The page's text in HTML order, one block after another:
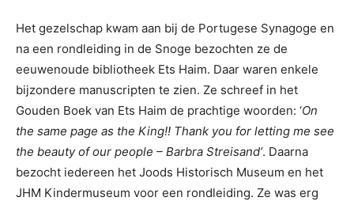
Het gezelschap kwam aan bij de Portugese Synagoge en
na een rondleiding in de Snoge bezochten ze de
eeuwenoude bibliotheek Ets Haim. Daar waren enkele
bijzondere manuscripten te zien. Ze schreef in het
Gouden Boek van Ets Haim de prachtige woorden: ‘On
the same page as the King!! Thank you for letting me see
the beauty of our people – Barbra Streisand’. Daarna
bezocht iedereen het Joods Historisch Museum en het
JHM Kindermuseum voor een rondleiding. Ze was erg